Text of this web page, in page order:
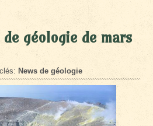
géologie de mars
News de géologie